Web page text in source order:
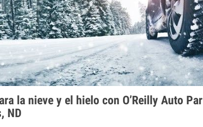
la nieve y el hielo con O’Reilly Auto
ND